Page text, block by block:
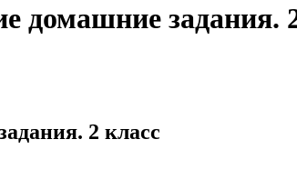
домашние задания.
2 класс